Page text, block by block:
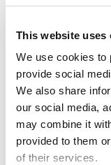
This website uses
We use cookies to
provide social
We also share
our social media,
may combine it
provided to them
of their services.
ヤーや、コスメ
大学のスポーツ
外の分野の
しています。
詐欺に遭わ